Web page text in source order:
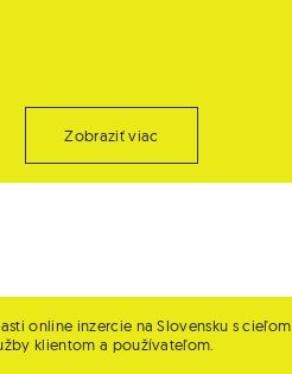
Zobraziť viac
online inzercie na Slovensku s cieľom
klientom a používateľom.